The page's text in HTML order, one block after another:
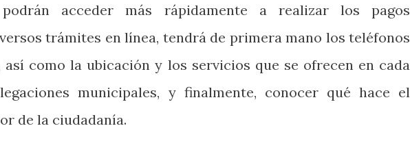
acceder más rápidamente a realizar los pagos
trámites en línea, tendrá de primera mano los teléfonos
así como la ubicación y los servicios que se ofrecen en cada
municipales, y finalmente, conocer qué hace el
de la ciudadanía.